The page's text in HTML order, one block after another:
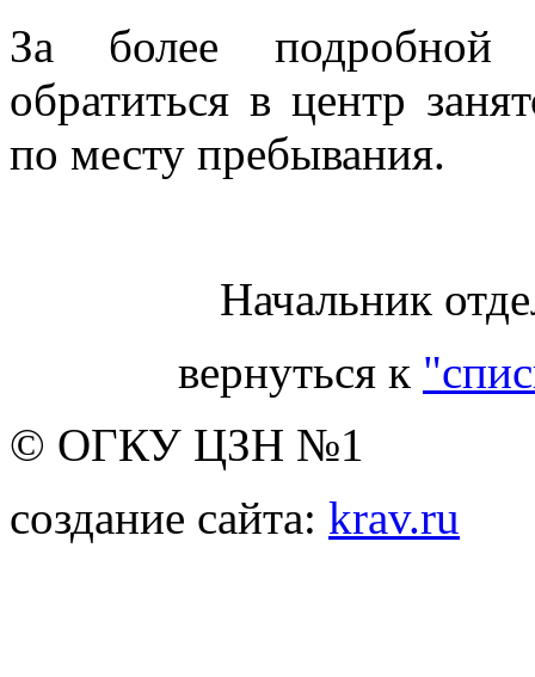
За более подробной
обратиться в центр
по месту пребывания.
Начальник
вернуться к
© ОГКУ ЦЗН №1
создание сайта: krav.ru